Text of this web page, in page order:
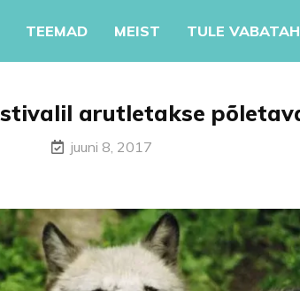
TEEMAD MEIST TULE
arutletakse
juuni 8, 2017